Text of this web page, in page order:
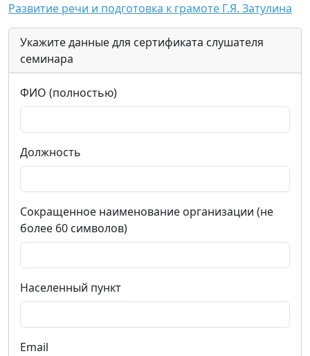
Развитие речи и подготовка к грамоте Г.Я. Затулина
Укажите данные для сертификата слушателя
семинара
ФИО (полностью)
Должность
Сокращенное наименование организации (не
более 60 символов)
Населенный пункт
Email